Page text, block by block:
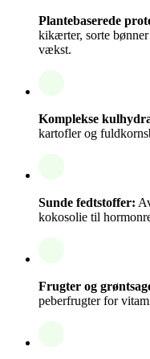
Plantebaserede
kikærter, sorte
vækst.
Komplekse
kartofler og
Sunde fedtstoffer:
kokosolie til
Frugter og
peberfrugter for